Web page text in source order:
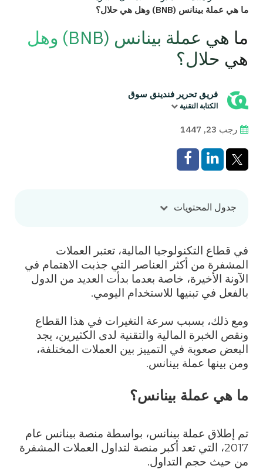
ما هي عملة بينانس (BNB) وهل هي حلال؟
ما هي عملة بينانس (BNB) وهل
هي حلال؟
فريق تحرير فندينق سوق
الكتابة التقنية
رجب 23, 1447
جدول المحتويات
في قطاع التكنولوجيا المالية، تعتبر العملات
المشفرة من أكثر العناصر التي جذبت الاهتمام في
الآونة الأخيرة، خاصة بعدما بدأت العديد من الدول
بالفعل في تبنيها للاستخدام اليومي.
ومع ذلك، بسبب سرعة التغيرات في هذا القطاع
ونقص الخبرة المالية والتقنية لدى الكثيرين، يجد
البعض صعوبة في التمييز بين العملات المختلفة،
ومن بينها عملة بينانس.
ما هي عملة بينانس؟
تم إطلاق عملة بينانس، بواسطة منصة بينانس عام
2017، التي تعد أكبر منصة لتداول العملات المشفرة
من حيث حجم التداول.